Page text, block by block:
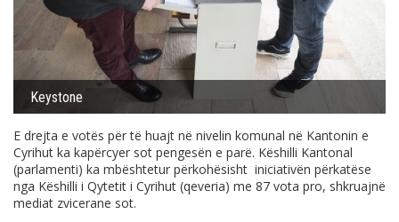
Keystone
E drejta e votës për të huajt në nivelin komunal në Kantonin e
Cyrihut ka kapërcyer sot pengesën e parë. Këshilli Kantonal
(parlamenti) ka mbështetur përkohësisht iniciativën përkatëse
nga Këshilli i Qytetit i Cyrihut (qeveria) me 87 vota pro, shkruajnë
mediat zvicerane sot.